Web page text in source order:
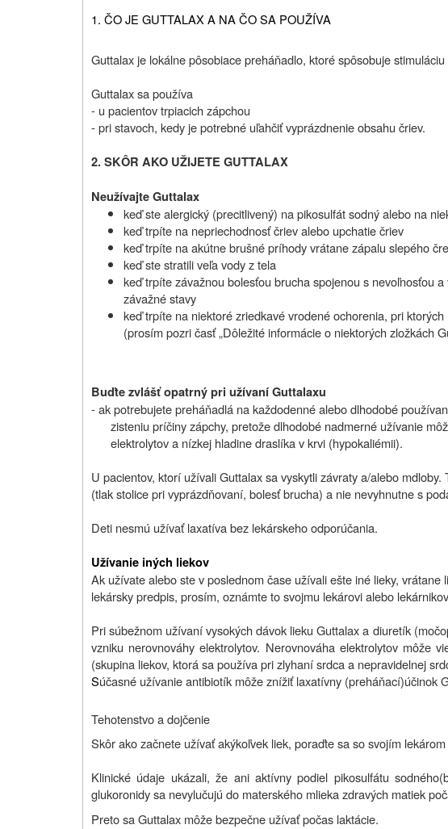
1. ČO JE GUTTALAX A NA ČO SA POUŽÍVA
Guttalax je lokálne pôsobiace preháňadlo, ktoré spôsobuje
Guttalax sa používa
- u pacientov trpiacich zápchou
- pri stavoch, kedy je potrebné uľahčiť vyprázdnenie obsahu čriev.
2. SKÔR AKO UŽIJETE GUTTALAX
Neužívajte Guttalax
keď ste alergický (precitlivený) na pikosulfát sodný alebo na
keď trpíte na nepriechodnosť čriev alebo upchatie čriev
keď trpíte na akútne brušné príhody vrátane zápalu slepého
keď ste stratili veľa vody z tela
keď trpíte závažnou bolesťou brucha spojenou s nevoľnosťou
závažné stavy
keď trpíte na niektoré zriedkavé vrodené ochorenia, pri
(prosím pozri časť „Dôležité informácie o niektorých zložkách
Buďte zvlášť opatrný pri užívaní Guttalaxu
- ak potrebujete preháňadlá na každodenné alebo dlhodobé
zisteniu príčiny zápchy, pretože dlhodobé nadmerné užívanie
elektrolytov a nízkej hladine draslíka v krvi (hypokaliémii).
U pacientov, ktorí užívali Guttalax sa vyskytli závraty a/alebo
(tlak stolice pri vyprázdňovaní, bolesť brucha) a nie nevyhnutne s
Deti nesmú užívať laxatíva bez lekárskeho odporúčania.
Užívanie iných liekov
Ak užívate alebo ste v poslednom čase užívali ešte iné lieky, vrátane
lekársky predpis, prosím, oznámte to svojmu lekárovi alebo
Pri súbežnom užívaní vysokých dávok lieku Guttalax a diuretík
vzniku nerovnováhy elektrolytov. Nerovnováha elektrolytov môže
(skupina liekov, ktorá sa používa pri zlyhaní srdca a nepravidelnej
Súčasné užívanie antibiotík môže znížiť laxatívny (preháňací)účinok
Tehotenstvo a dojčenie
Skôr ako začnete užívať akýkoľvek liek, poraďte sa so svojím
Klinické údaje ukázali, že ani aktívny podiel pikosulfátu sodného
glukoronidy sa nevylučujú do materského mlieka zdravých matiek
Preto sa Guttalax môže bezpečne užívať počas laktácie.